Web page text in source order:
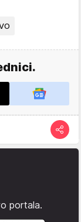
portala.